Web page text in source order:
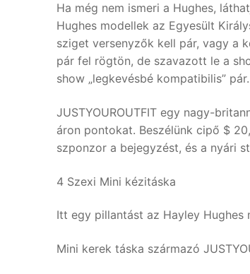
Ha még nem ismeri a Hughes,
Hughes modellek az Egyesült
sziget versenyzők kell pár, vagy a
pár fel rögtön, de szavazott le a
show „legkevésbé kompatibilis” pár.
JUSTYOUROUTFIT egy nagy-
áron pontokat. Beszélünk cipő $
szponzor a bejegyzést, és a nyári
4 Szexi Mini kézitáska
Itt egy pillantást az Hayley Hughes
Mini kerek táska származó